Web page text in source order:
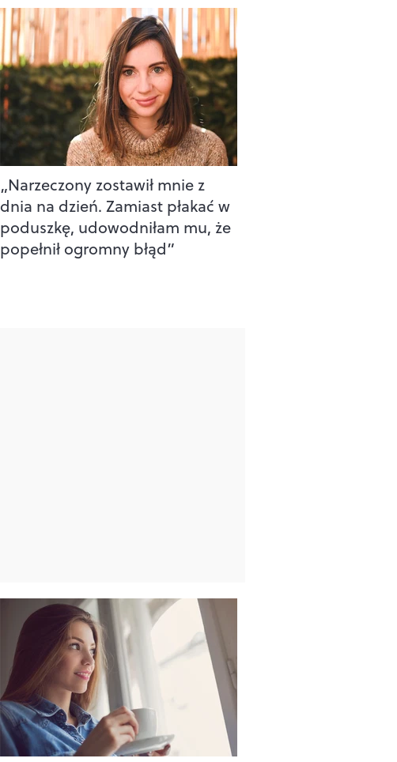
„Narzeczony zostawił mnie z
dnia na dzień. Zamiast płakać w
poduszkę, udowodniłam mu, że
popełnił ogromny błąd”